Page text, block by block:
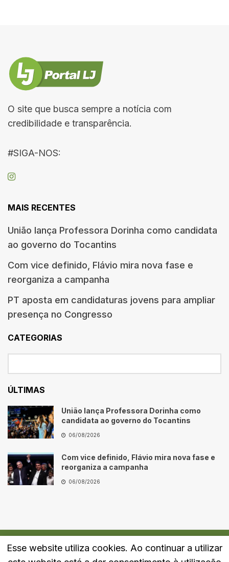
O site que busca sempre a notícia com
credibilidade e transparência.
#SIGA-NOS:
MAIS RECENTES
União lança Professora Dorinha como candidata
ao governo do Tocantins
Com vice definido, Flávio mira nova fase e
reorganiza a campanha
PT aposta em candidaturas jovens para ampliar
presença no Congresso
CATEGORIAS
ÚLTIMAS
União lança Professora Dorinha como
candidata ao governo do Tocantins
06/08/2026
Com vice definido, Flávio mira nova fase e
reorganiza a campanha
06/08/2026
Quem Somos Fale Conosco Política de Privacidade
Esse website utiliza cookies. Ao continuar a utilizar